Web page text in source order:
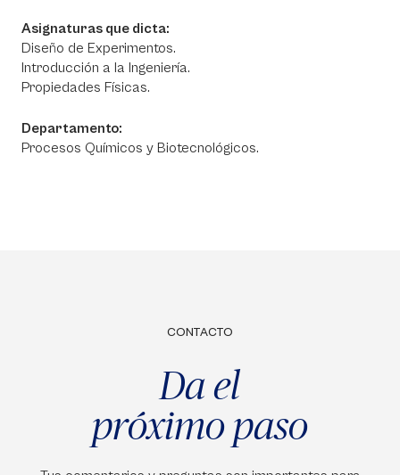
Asignaturas que dicta:
Diseño de Experimentos.
Introducción a la Ingeniería.
Propiedades Físicas.
Departamento:
Procesos Químicos y Biotecnológicos.
CONTACTO
Da el
próximo paso